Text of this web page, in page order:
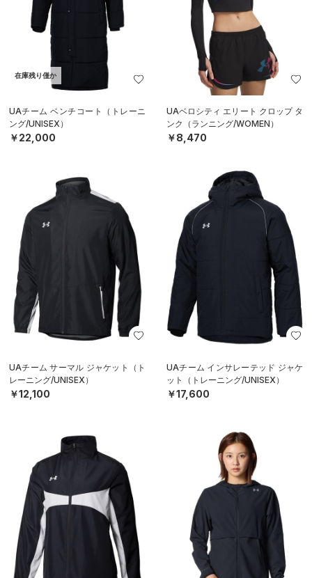
在庫残り僅か
UAチーム ベンチコート（トレーニ
ング/UNISEX）
￥22,000
UAベロシティ エリート クロップ タ
ンク（ランニング/WOMEN）
￥8,470
UAチーム サーマル ジャケット（ト
レーニング/UNISEX）
￥12,100
UAチーム インサレーテッド ジャケ
ット（トレーニング/UNISEX）
￥17,600